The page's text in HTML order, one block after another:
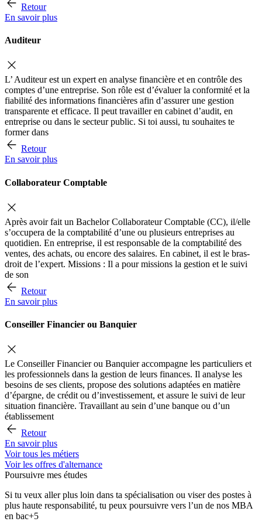
Retour
En savoir plus
Auditeur
L’ Auditeur est un expert en analyse financière et en contrôle des
comptes d’une entreprise. Son rôle est d’évaluer la conformité et la
fiabilité des informations financières afin d’assurer une gestion
transparente et efficace. Il peut travailler en cabinet d’audit, en
entreprise ou dans le secteur public. Si toi aussi, tu souhaites te
former dans
Retour
En savoir plus
Collaborateur Comptable
Après avoir fait un Bachelor Collaborateur Comptable (CC), il/elle
s’occupera de la comptabilité d’une ou plusieurs entreprises au
quotidien. En entreprise, il est responsable de la comptabilité des
ventes, des achats, ou encore des salaires. En cabinet, il est le bras-
droit de l’expert. Missions : Il a pour missions la gestion et le suivi
de son
Retour
En savoir plus
Conseiller Financier ou Banquier
Le Conseiller Financier ou Banquier accompagne les particuliers et
les professionnels dans la gestion de leurs finances. Il analyse les
besoins de ses clients, propose des solutions adaptées en matière
d’épargne, de crédit ou d’investissement, et assure le suivi de leur
situation financière. Travaillant au sein d’une banque ou d’un
établissement
Retour
En savoir plus
Voir tous les métiers
Voir les offres d'alternance
Poursuivre mes études
Si tu veux aller plus loin dans ta spécialisation ou viser des postes à
plus haute responsabilité, tu peux poursuivre vers l’un de nos MBA
en bac+5